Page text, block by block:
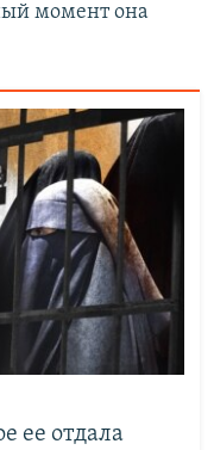
момент она
ее отдала